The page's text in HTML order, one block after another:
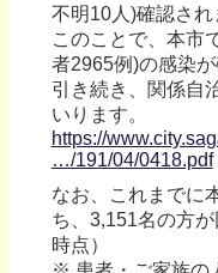
不明10人)確認され
このことで、本市
者2965例)の感染
引き続き、関係自
いります。
https://
…/191/04/0418.pdf
なお、これまでに
ち、3,151名の方
時点）